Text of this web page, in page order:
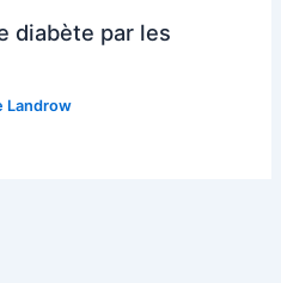
diabète par les
Landrow